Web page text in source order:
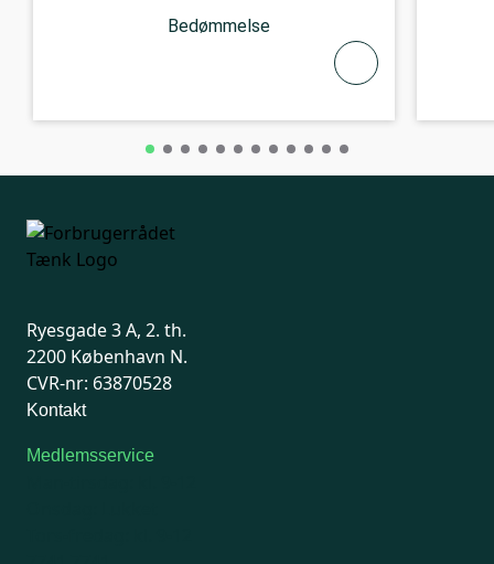
Bedømmelse
Ryesgade 3 A, 2. th.
2200 København N.
CVR-nr: 63870528
Kontakt
Medlemsservice